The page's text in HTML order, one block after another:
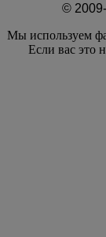
©
Мы используем
Если вас это